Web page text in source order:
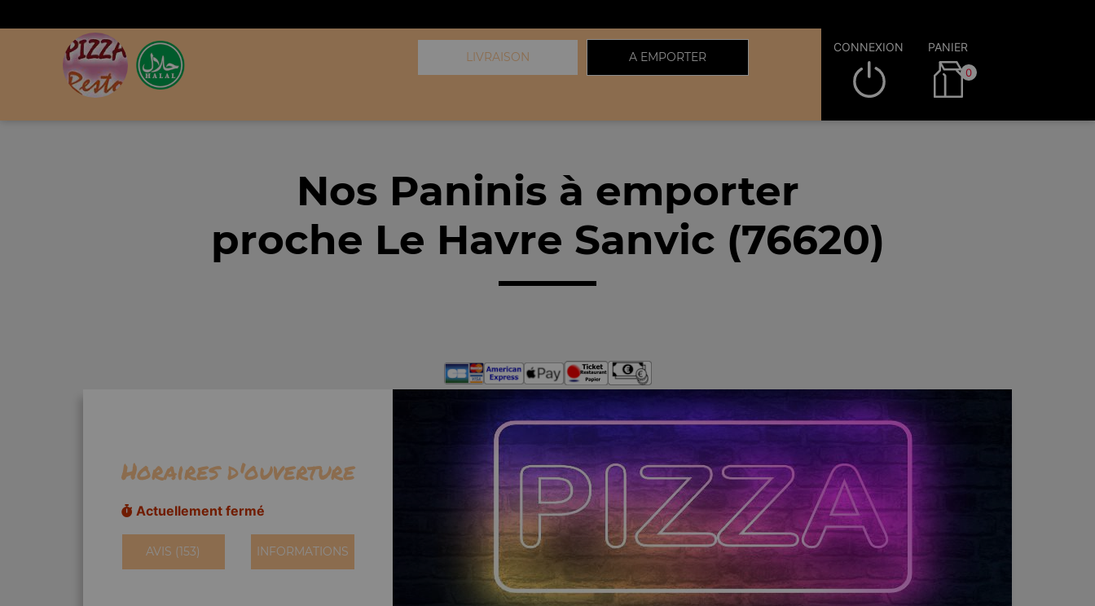
LIVRAISON A EMPORTER
CONNEXION PANIER
0
Nos Paninis à emporter
proche Le Havre Sanvic (76620)
Horaires d'ouverture
Actuellement fermé
AVIS (153) INFORMATIONS